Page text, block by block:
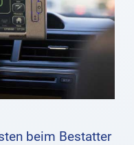
beim Bestatter